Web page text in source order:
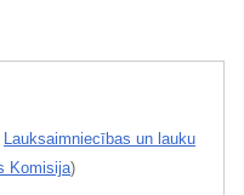
Lauksaimniecības un lauku
Komisija)